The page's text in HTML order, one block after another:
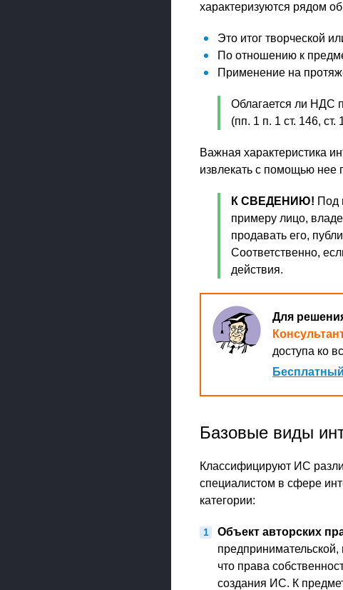
характеризуются рядом
Это итог творческой
По отношению к
Применение на
Облагается ли НДС
(пп. 1 п. 1 ст. 146,
Важная характеристика
извлекать с помощью нее
К СВЕДЕНИЮ! Под
примеру лицо,
продавать его,
Соответственно,
действия.
Для
доступа ко
Базовые виды
Классифицируют ИС
специалистом в сфере
категории:
Объект авторских
предпринимательской,
что права
создания ИС. К